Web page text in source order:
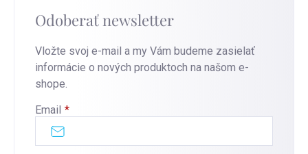
Odoberať newsletter
Vložte svoj e-mail a my Vám budeme zasielať
informácie o nových produktoch na našom e-
shope.
Email